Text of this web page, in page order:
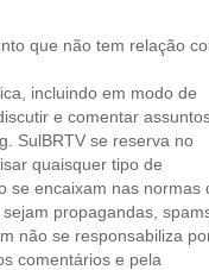
que não tem relação
incluindo em modo de
e comentar
SulBRTV se reserva no
quaisquer tipo de
se encaixam nas normas
propagandas,
não se responsabiliza
comentários e pela